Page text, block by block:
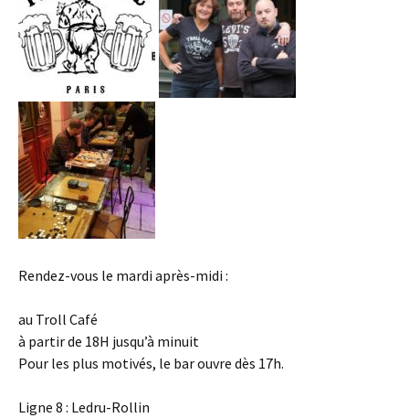
Rendez-vous le mardi après-midi :
au Troll Café
à partir de 18H jusqu’à minuit
Pour les plus motivés, le bar ouvre dès 17h.
Ligne 8 : Ledru-Rollin